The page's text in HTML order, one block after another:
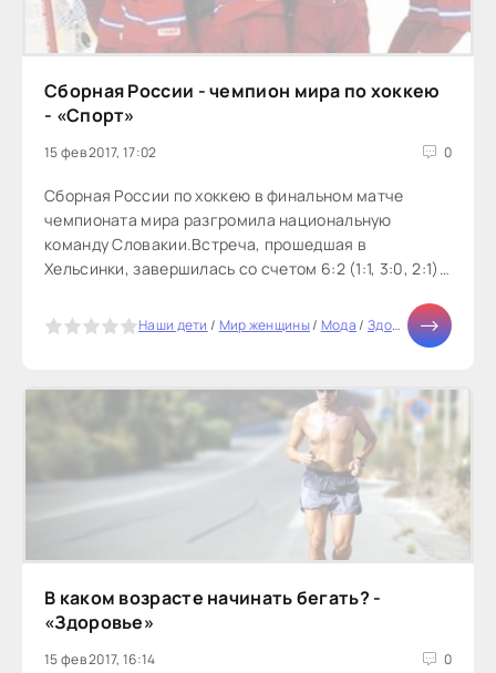
Сборная России - чемпион мира по хоккею
- «Спорт»
15 фев 2017, 17:02 0
Сборная России по хоккею в финальном матче
чемпионата мира разгромила национальную
команду Словакии.Встреча, прошедшая в
Хельсинки, завершилась со счетом 6:2 (1:1, 3:0, 2:1).
Наши дети / Мир женщины/ Мода/ Здоровье /Тесты
В каком возрасте начинать бегать? -
«Здоровье»
15 фев 2017, 16:14 0